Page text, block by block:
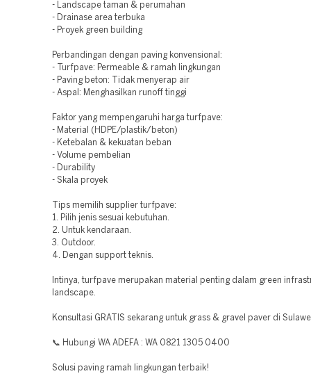
- Landscape taman & perumahan
- Drainase area terbuka
- Proyek green building
Perbandingan dengan paving konvensional:
- Turfpave: Permeable & ramah lingkungan
- Paving beton: Tidak menyerap air
- Aspal: Menghasilkan runoff tinggi
Faktor yang mempengaruhi harga turfpave:
- Material (HDPE/plastik/beton)
- Ketebalan & kekuatan beban
- Volume pembelian
- Durability
- Skala proyek
Tips memilih supplier turfpave:
1. Pilih jenis sesuai kebutuhan.
2. Untuk kendaraan.
3. Outdoor.
4. Dengan support teknis.
Intinya, turfpave merupakan material penting dalam green
landscape.
Konsultasi GRATIS sekarang untuk grass & gravel paver di
📞 Hubungi WA ADEFA : WA 0821 1305 0400
Solusi paving ramah lingkungan terbaik!